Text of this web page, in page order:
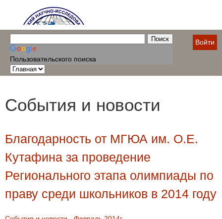
Пользовательского поиска
Войти
События и новости
Благодарность от МГЮА им. О.Е.
Кутафина за проведение
Регионального этапа олимпиады по
праву среди школьников в 2014 году